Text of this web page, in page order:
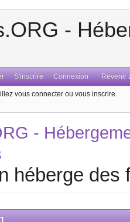
-
S'inscrire Connexion Revenir
vous connecter ou vous inscrire.
-
héberge des